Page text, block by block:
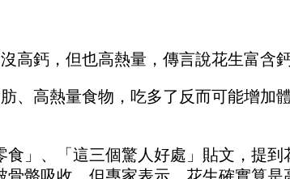
高鈣，但也高熱量，傳言說花生富含
肪、高熱量食物，吃多了反而可能增加
食」、「這三個驚人好處」貼文，提到